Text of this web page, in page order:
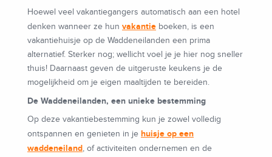
Hoewel veel vakantiegangers automatisch aan een hotel
denken wanneer ze hun vakantie boeken, is een
vakantiehuisje op de Waddeneilanden een prima
alternatief. Sterker nog; wellicht voel je je hier nog sneller
thuis! Daarnaast geven de uitgeruste keukens je de
mogelijkheid om je eigen maaltijden te bereiden.
De Waddeneilanden, een unieke bestemming
Op deze vakantiebestemming kun je zowel volledig
ontspannen en genieten in je huisje op een
waddeneiland, of activiteiten ondernemen en de